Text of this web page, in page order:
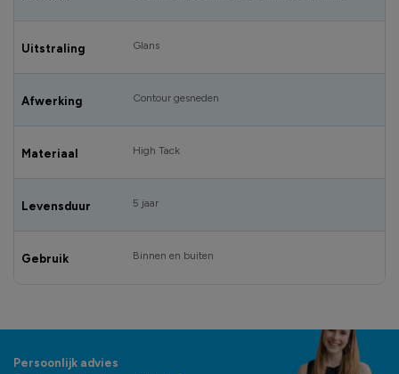
Uitstraling Glans
Afwerking Contour gesneden
Materiaal High Tack
Levensduur 5 jaar
Gebruik Binnen en buiten
Persoonlijk advies